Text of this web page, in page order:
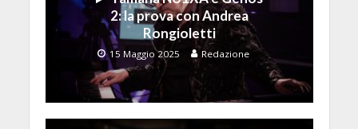
2: la prova con Andrea
Rongioletti
15 Maggio 2025 Redazione